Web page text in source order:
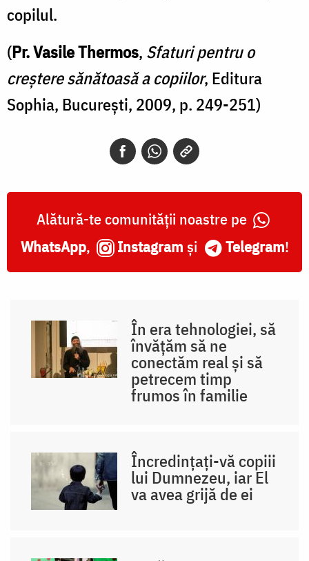
copilul.
(Pr. Vasile Thermos, Sfaturi pentru o
creştere sănătoasă a copiilor, Editura
Sophia, Bucureşti, 2009, p. 249-251)
Alătură-te comunității noastre pe
WhatsApp, Instagram și Telegram!
În era tehnologiei, să
învățăm să ne
conectăm real și să
petrecem timp
frumos în familie
Încredințați-vă copiii
lui Dumnezeu, iar El
va avea grijă de ei